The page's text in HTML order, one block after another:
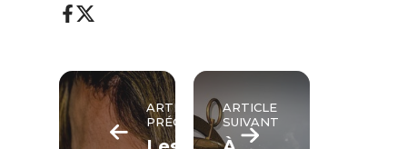
ARTICLE
PRÉCÉDENT
ARTICLE
SUIVANT